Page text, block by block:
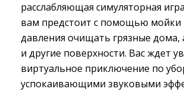
расслабляющая симуляторная
вам предстоит с помощью мойки
давления очищать грязные дома,
и другие поверхности. Вас ждет
виртуальное приключение по
успокаивающими звуковыми